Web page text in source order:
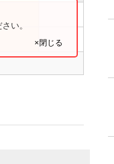
い。
×閉じる